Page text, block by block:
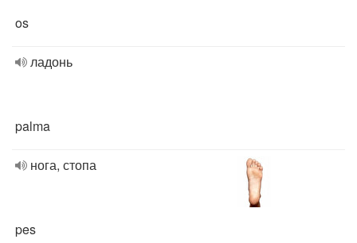
os
ладонь
palma
нога, стопа
pes